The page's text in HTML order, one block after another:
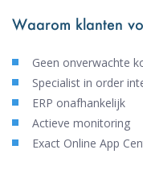
Waarom klanten
Geen onverwachte
Specialist in order
ERP onafhankelijk
Actieve monitoring
Exact Online App